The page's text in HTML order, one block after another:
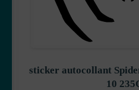
sticker autocollant
10